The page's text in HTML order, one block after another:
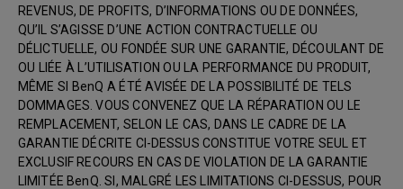
REVENUS, DE PROFITS, D’INFORMATIONS OU DE DONNÉES,
QU’IL S’AGISSE D’UNE ACTION CONTRACTUELLE OU
DÉLICTUELLE, OU FONDÉE SUR UNE GARANTIE, DÉCOULANT DE
OU LIÉE À L’UTILISATION OU LA PERFORMANCE DU PRODUIT,
MÊME SI BenQ A ÉTÉ AVISÉE DE LA POSSIBILITÉ DE TELS
DOMMAGES. VOUS CONVENEZ QUE LA RÉPARATION OU LE
REMPLACEMENT, SELON LE CAS, DANS LE CADRE DE LA
GARANTIE DÉCRITE CI-DESSUS CONSTITUE VOTRE SEUL ET
EXCLUSIF RECOURS EN CAS DE VIOLATION DE LA GARANTIE
LIMITÉE BenQ. SI, MALGRÉ LES LIMITATIONS CI-DESSUS, POUR